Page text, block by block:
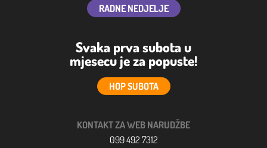
RADNE NEDJELJE
Svaka prva subota u
mjesecu je za popuste!
HOP SUBOTA
KONTAKT ZA WEB NARUDŽBE
099 492 7312